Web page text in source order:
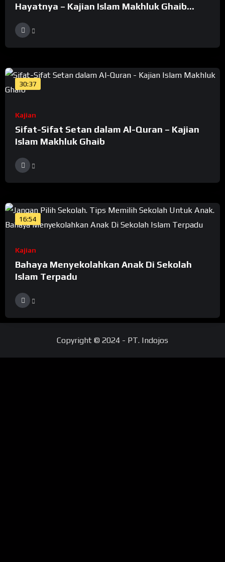
Hayatnya – Kajian Islam Makhluk Ghaib
30:37
Kajian
Sifat-Sifat Setan dalam Al-Quran – Kajian
Islam Makhluk Ghaib
16:54
Kajian
Bahaya Menyekolahkan Anak Di Sekolah
Islam Terpadu
Copyright © 2024 - PT. Indojos